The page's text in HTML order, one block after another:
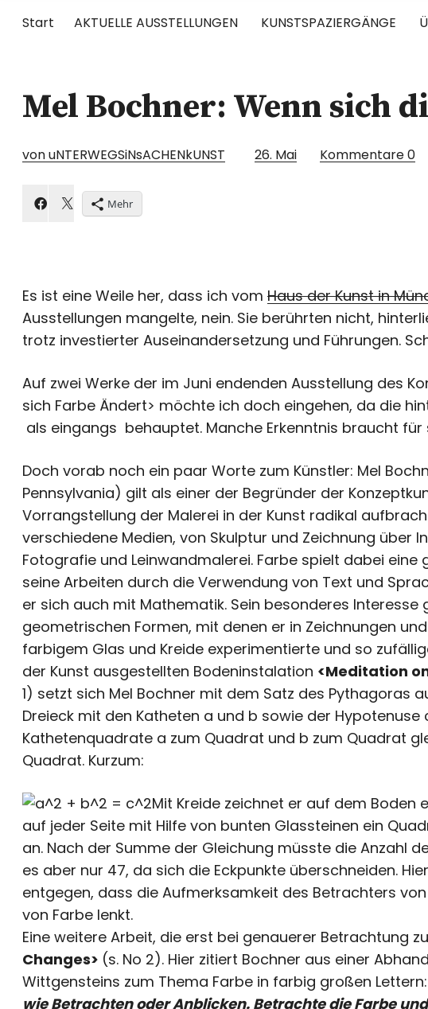
Start AKTUELLE AUSSTELLUNGEN KUNSTSPAZIERGÄNGE
UNTERWEGS
RUND UM DIE ZEITGENÖSSISCHE KUNST
Mel Bochner: Wenn sich
von uNTERWEGSiNsACHENkUNST 26. Mai Kommentare0
Mehr
Es ist eine Weile her, dass ich vom Haus der Kunst in
Ausstellungen mangelte, nein. Sie berührten nicht,
trotz investierter Auseinandersetzung und Führungen.
Auf zwei Werke der im Juni endenden Ausstellung des
sich Farbe Ändert> möchte ich doch eingehen, da die
als eingangs behauptet. Manche Erkenntnis braucht
Doch vorab noch ein paar Worte zum Künstler: Mel
Pennsylvania) gilt als einer der Begründer der
Vorrangstellung der Malerei in der Kunst radikal
verschiedene Medien, von Skulptur und Zeichnung über
Fotografie und Leinwandmalerei. Farbe spielt dabei eine
seine Arbeiten durch die Verwendung von Text und
er sich auch mit Mathematik. Sein besonderes
geometrischen Formen, mit denen er in Zeichnungen
farbigem Glas und Kreide experimentierte und so
der Kunst ausgestellten Bodeninstalation <Meditation
1) setzt sich Mel Bochner mit dem Satz des Pythagoras
Dreieck mit den Katheten a und b sowie der Hypotenuse
Kathetenquadrate a zum Quadrat und b zum Quadrat
Quadrat. Kurzum:
Mit Kreide zeichnet er auf dem Boden
auf jeder Seite mit Hilfe von bunten Glassteinen ein
an. Nach der Summe der Gleichung müsste die Anzahl
es aber nur 47, da sich die Eckpunkte überschneiden.
entgegen, dass die Aufmerksamkeit des Betrachters
von Farbe lenkt.
Eine weitere Arbeit, die erst bei genauerer Betrachtung
Changes> (s. No 2). Hier zitiert Bochner aus einer
Wittgensteins zum Thema Farbe in farbig großen Lettern:
wie Betrachten oder Anblicken. Betrachte die Farbe